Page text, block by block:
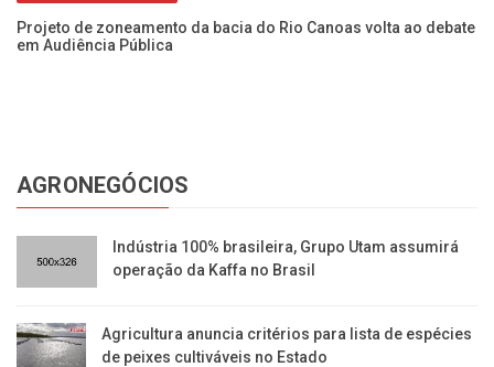
Projeto de zoneamento da bacia do Rio Canoas volta ao debate
em Audiência Pública
AGRONEGÓCIOS
Indústria 100% brasileira, Grupo Utam assumirá
operação da Kaffa no Brasil
Agricultura anuncia critérios para lista de espécies
de peixes cultiváveis no Estado